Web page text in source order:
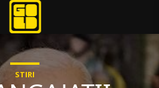
STIRI